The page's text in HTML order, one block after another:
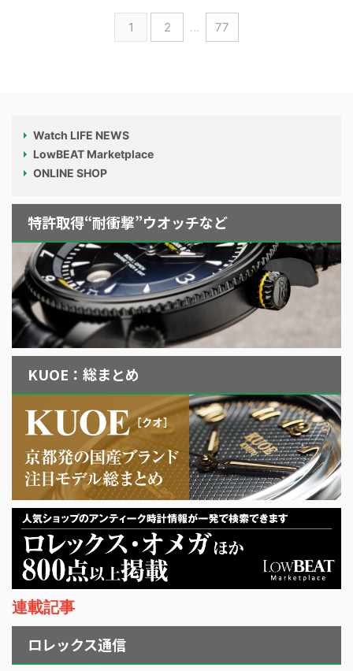
1 2 … 77
Watch LIFE NEWS
LowBEAT Marketplace
ONLINE SHOP
特許取得“耐衝撃”ウオッチなど
KUOE：総まとめ
連載記事
ロレックス通信